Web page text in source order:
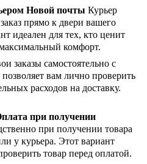
Новой почты Курьер
прямо к двери вашего
идеален для тех, кто ценит
комфорт.
заказы самостоятельно с
вам лично проверить
расходов на доставку.
при получении
при получении товара
у курьера. Этот вариант
товар перед оплатой.